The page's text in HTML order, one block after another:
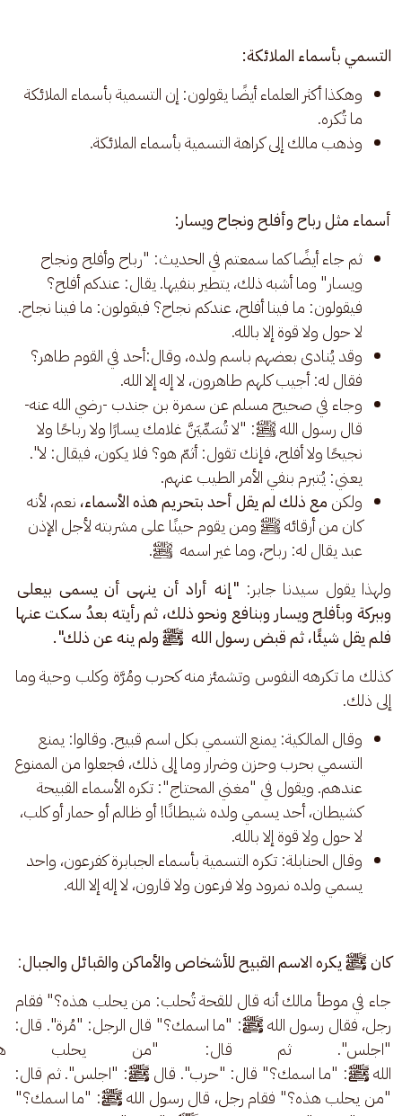
التسمي بأسماء الملائكة:
وهكذا أكثر العلماء أيضًا يقولون: إن التسمية بأسماء الملائكة
ما تُكره.
وذهب مالك إلى كراهة التسمية بأسماء الملائكة.
أسماء مثل رباح وأفلح ونجاح ويسار:
ثم جاء أيضًا كما سمعتم في الحديث: "رباح وأفلح ونجاح
ويسار" وما أشبه ذلك، يتطير بنفيها. يقال: عندكم أفلح؟
فيقولون: ما فينا أفلح، عندكم نجاح؟ فيقولون: ما فينا نجاح.
لا حول ولا قوة إلا بالله.
وقد يُنادى بعضهم باسم ولده، وقال:أحد في القوم طاهر؟
فقال له: أجيب كلهم طاهرون، لا إله إلا الله.
وجاء في صحيح مسلم عن سمرة بن جندب -رضي الله عنه-
قال رسول الله ﷺ: "لا تُسَمِّيَنَّ غلامك يسارًا ولا رباحًا ولا
نجيحًا ولا أفلح، فإنك تقول: أثمّ هو؟ فلا يكون، فيقال: لا".
يعني: يُتبرم بنفي الأمر الطيب عنهم.
ولكن مع ذلك لم يقل أحد بتحريم هذه الأسماء،نعم، لأنه
كان من أرقائه ﷺ ومن يقوم حينًا على مشربته لأجل الإذن
عبد يقال له: رباح، وما غير اسمه ﷺ.
ولهذا يقول سيدنا جابر: "إنه أراد أن ينهى أن يسمى بيعلى
وببركة وبأفلح ويسار وبنافع ونحو ذلك، ثم رأيته بعدُ سكت عنها
فلم يقل شيئًا، ثم قبض رسول الله  ﷺ ولم ينه عن ذلك".
كذلك ما تكرهه النفوس وتشمئز منه كحرب ومُرَّة وكلب وحية وما
إلى ذلك.
وقال المالكية: يمنع التسمي بكل اسم قبيح. وقالوا: يمنع
التسمي بحرب وحزن وضرار وما إلى ذلك، فجعلوا من الممنوع
عندهم. ويقول في "مغني المحتاج": تكره الأسماء القبيحة
كشيطان، أحد يسمي ولده شيطانًا! أو ظالم أو حمار أو كلب،
لا حول ولا قوة إلا بالله.
وقال الحنابلة: تكره التسمية بأسماء الجبابرة كفرعون، واحد
يسمي ولده نمرود ولا فرعون ولا قارون، لا إله إلا الله.
كان ﷺ يكره الاسم القبيح للأشخاص والأماكن والقبائل والجبال:
جاء في موطأ مالك أنه قال للقحة تُحلب: من يحلب هذه؟" فقام
رجل، فقال رسول الله ﷺ: "ما اسمك؟" قال الرجل: "مُرة". قال:
"اجلس". ثم قال: "من يحلب
الله ﷺ: "ما اسمك؟" قال: "حرب". قال ﷺ: "اجلس". ثم قال:
"من يحلب هذه؟" فقام رجل، قال رسول الله ﷺ: "ما اسمك؟"